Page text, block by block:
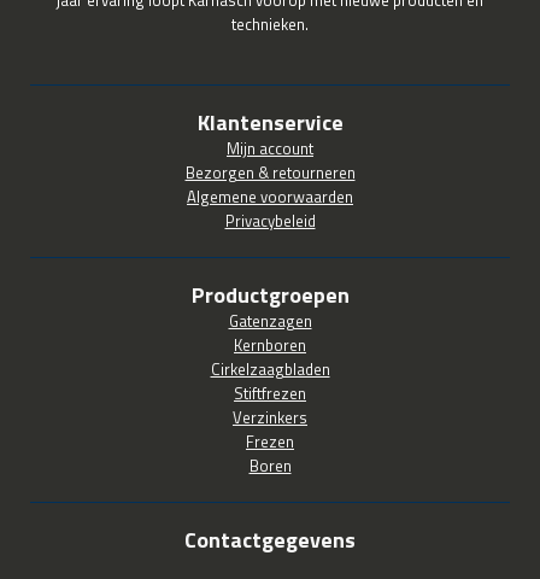
technieken.
Klantenservice
Mijn account
Bezorgen & retourneren
Algemene voorwaarden
Privacybeleid
Productgroepen
Gatenzagen
Kernboren
Cirkelzaagbladen
Stiftfrezen
Verzinkers
Frezen
Boren
Contactgegevens